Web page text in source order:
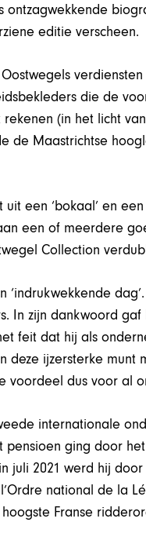
ontzagwekkende
editie verscheen.
die de
(in het licht
de Maastrichtse
uit een ‘bokaal’ en
een of meerdere
Collection
‘indrukwekkende
In zijn dankwoord
feit dat hij als
deze ijzersterke
voordeel dus voor al
internationale
pensioen ging door
juli 2021 werd hij
national de la
Franse